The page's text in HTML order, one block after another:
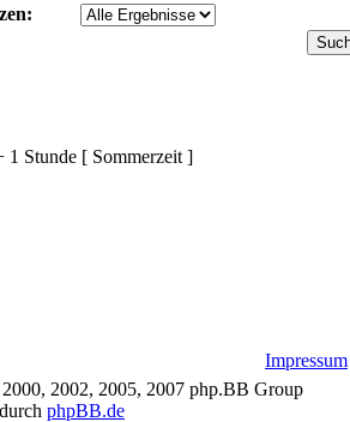
Stunde [ Sommerzeit ]
Impressum
2002, 2005, 2007 php.BB Group
phpBB.de